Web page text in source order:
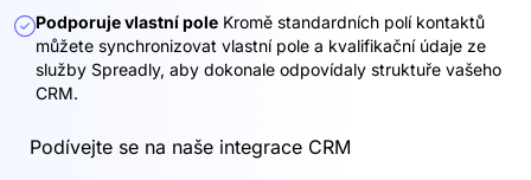
Podporuje vlastní pole Kromě standardních polí kontaktů
můžete synchronizovat vlastní pole a kvalifikační údaje ze
služby Spreadly, aby dokonale odpovídaly struktuře vašeho
CRM.
Podívejte se na naše integrace CRM